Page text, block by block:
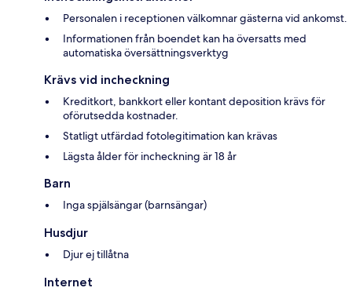
Personalen i receptionen välkomnar gästerna vid ankomst.
Informationen från boendet kan ha översatts med
automatiska översättningsverktyg
Krävs vid incheckning
Kreditkort, bankkort eller kontant deposition krävs för
oförutsedda kostnader.
Statligt utfärdad fotolegitimation kan krävas
Lägsta ålder för incheckning är 18 år
Barn
Inga spjälsängar (barnsängar)
Husdjur
Djur ej tillåtna
Internet